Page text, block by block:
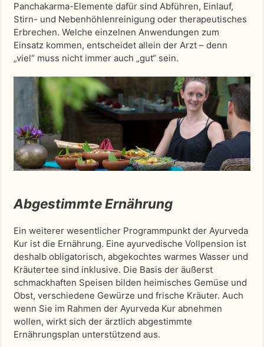
Panchakarma-Elemente dafür sind Abführen, Einlauf,
Stirn- und Nebenhöhlenreinigung oder therapeutisches
Erbrechen. Welche einzelnen Anwendungen zum
Einsatz kommen, entscheidet allein der Arzt – denn
„viel“ muss nicht immer auch „gut“ sein.
Abgestimmte Ernährung
Ein weiterer wesentlicher Programmpunkt der Ayurveda
Kur ist die Ernährung. Eine ayurvedische Vollpension ist
deshalb obligatorisch, abgekochtes warmes Wasser und
Kräutertee sind inklusive. Die Basis der äußerst
schmackhaften Speisen bilden heimisches Gemüse und
Obst, verschiedene Gewürze und frische Kräuter. Auch
wenn Sie im Rahmen der Ayurveda Kur abnehmen
wollen, wirkt sich der ärztlich abgestimmte
Ernährungsplan unterstützend aus.